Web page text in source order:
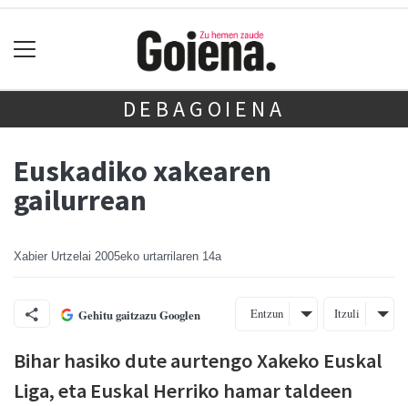
DEBAGOIENA
Euskadiko xakearen
gailurrean
Xabier Urtzelai 2005eko urtarrilaren 14a
Gehitu gaitzazu Googlen Entzun Itzuli
Bihar hasiko dute aurtengo Xakeko Euskal
Liga, eta Euskal Herriko hamar taldeen